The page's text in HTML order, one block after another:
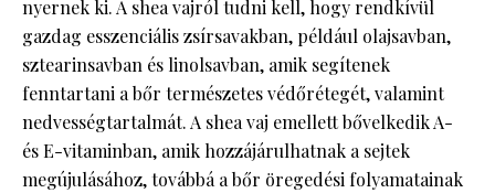
nyernek ki. A shea vajról tudni kell, hogy rendkívül
gazdag esszenciális zsírsavakban, például olajsavban,
sztearinsavban és linolsavban, amik segítenek
fenntartani a bőr természetes védőrétegét, valamint
nedvességtartalmát. A shea vaj emellett bővelkedik A-
és E-vitaminban, amik hozzájárulhatnak a sejtek
megújulásához, továbbá a bőr öregedési folyamatainak